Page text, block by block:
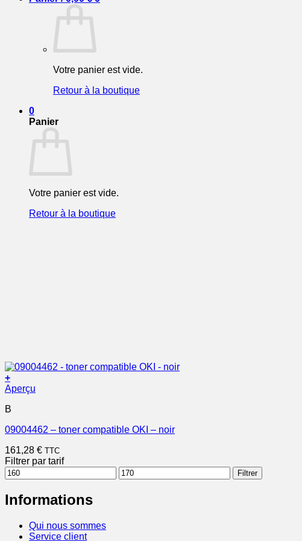
Votre panier est vide.
Retour à la boutique
0
Panier
Votre panier est vide.
Retour à la boutique
+
Aperçu
B
09004462 – toner compatible OKI – noir
161,28 € TTC
Filtrer par tarif
Prix
min
Prix
max
Filtrer
Informations
Qui nous sommes
Service client